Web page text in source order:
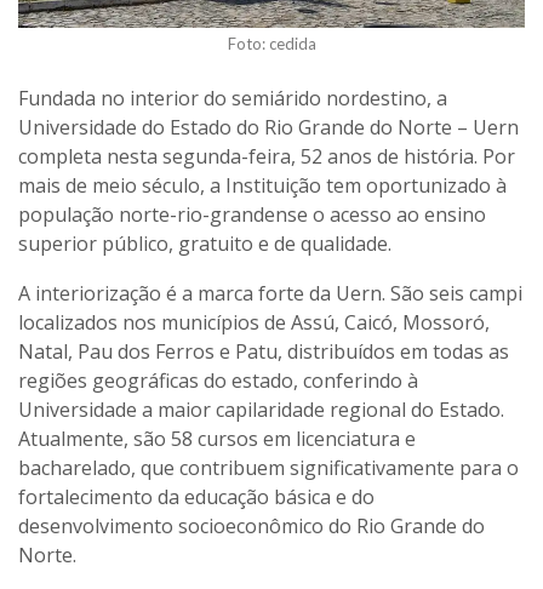
Foto: cedida
Fundada no interior do semiárido nordestino, a
Universidade do Estado do Rio Grande do Norte – Uern
completa nesta segunda-feira, 52 anos de história. Por
mais de meio século, a Instituição tem oportunizado à
população norte-rio-grandense o acesso ao ensino
superior público, gratuito e de qualidade.
A interiorização é a marca forte da Uern. São seis campi
localizados nos municípios de Assú, Caicó, Mossoró,
Natal, Pau dos Ferros e Patu, distribuídos em todas as
regiões geográficas do estado, conferindo à
Universidade a maior capilaridade regional do Estado.
Atualmente, são 58 cursos em licenciatura e
bacharelado, que contribuem significativamente para o
fortalecimento da educação básica e do
desenvolvimento socioeconômico do Rio Grande do
Norte.